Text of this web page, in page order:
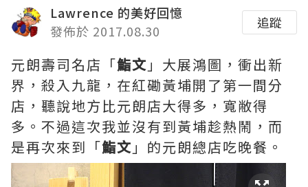
Lawrence 的美好回憶
發佈於 2017.08.30
追蹤
元朗壽司名店「鮨文 」大展鴻圖，衝出新
界，殺入九龍，在紅磡黃埔開了第一間分
店，聽說地方比元朗店大得多，寬敝得
多。不過這次我並沒有到黃埔趁熱鬧，而
是再次來到「鮨文 」的元朗總店吃晚餐。